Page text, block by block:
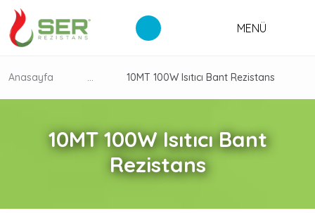
MENÜ
10MT 100W Isıtıcı Bant
Rezistans
Anasayfa ... 10MT 100W Isıtıcı Bant Rezistans